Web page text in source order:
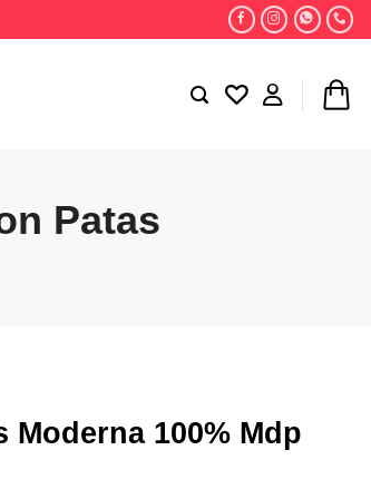
Patas
Moderna 100% Mdp